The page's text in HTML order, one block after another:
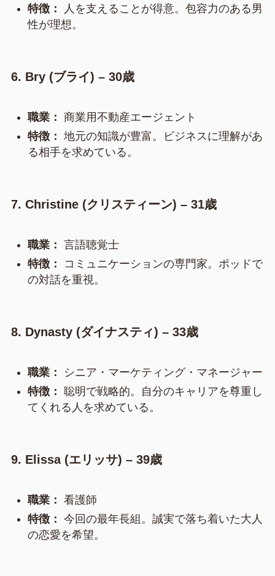
特徴：
人を支えることが得意。包容力のある男
性が理想。
6. Bry (ブライ) – 30歳
職業： 商業用不動産エージェント
特徴： 地元の知識が豊富。ビジネスに理解があ
る相手を求めている。
7. Christine (クリスティーン) – 31歳
職業： 言語聴覚士
特徴：
コミュニケーションの専門家。ポッドで
の対話を重視。
8. Dynasty (ダイナスティ) – 33歳
職業：
シニア・マーケティング・マネージャー
特徴： 聡明で戦略的。自分のキャリアを尊重し
てくれる人を求めている。
9. Elissa (エリッサ) – 39歳
職業： 看護師
特徴： 今回の最年長組。誠実で落ち着いた大人
の恋愛を希望。